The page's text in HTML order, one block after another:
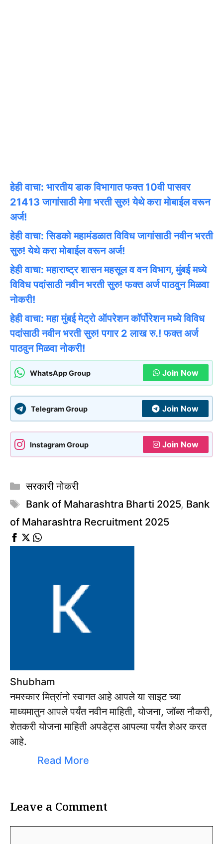
हेही वाचा: भारतीय डाक विभागात फक्त 10वी पासवर
21413 जागांसाठी मेगा भरती सुरु! येथे करा मोबाईल वरून
अर्ज!
हेही वाचा: सिडको महामंडळात विविध जागांसाठी नवीन भरती
सुरु! येथे करा मोबाईल वरून अर्ज!
हेही वाचा: महाराष्ट्र शासन महसूल व वन विभाग, मुंबई मध्ये
विविध पदांसाठी नवीन भरती सुरु! फक्त अर्ज पाठवुन मिळवा
नोकरी!
हेही वाचा: महा मुंबई मेट्रो ऑपरेशन कॉर्पोरेशन मध्ये विविध
पदांसाठी नवीन भरती सुरु! पगार 2 लाख रु.! फक्त अर्ज
पाठवुन मिळवा नोकरी!
WhatsApp Group Join Now
Telegram Group Join Now
Instagram Group Join Now
Categories
सरकारी नोकरी
Tags
Bank of Maharashtra Bharti 2025, Bank
of Maharashtra Recruitment 2025
Shubham
नमस्कार मित्रांनो स्वागत आहे आपले या साइट च्या
माध्यमातुन आपले पर्यंत नवीन माहिती, योजना, जॉब्स नौकरी,
शेतकरी योजना माहिती अपडेट्स आपल्या पर्यंत शेअर करत
आहे.
Read More
Leave a Comment